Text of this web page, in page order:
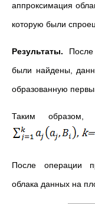
аппроксимация
которую были
Результаты.
были найдены,
образованную
Таким
После операции
облака данных на